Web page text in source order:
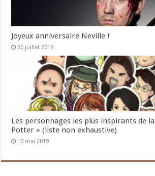
Joyeux anniversaire Neville !
30 juillet 2019
Les personnages les plus inspirants de
Potter » (liste non exhaustive)
10 mai 2019